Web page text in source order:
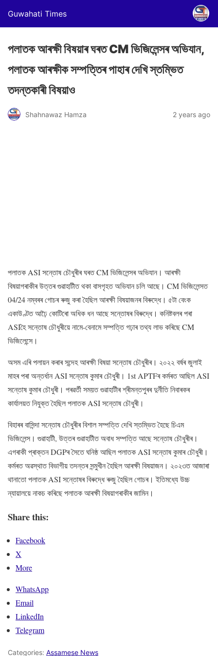
Guwahati Times
পলাতক আৰক্ষী বিষয়াৰ ঘৰত CM ভিজিলেন্সৰ অভিযান,
পলাতক আৰক্ষীক সম্পত্তিৰ পাহাৰ দেখি স্তম্ভিত
তদন্তকাৰী বিষয়াও
Shahnawaz Hamza 2 years ago
পলাতক ASI সন্তোষ চৌধুৰীৰ ঘৰত CM ভিজিলেন্সৰ অভিযান। আৰক্ষী
বিষয়াগৰাকীৰ উত্তৰ গুৱাহাটীত থকা বাসগৃহত অভিযান চলি আছে। CM ভিজিলেন্সত
04/24 নম্বৰৰ গোচৰ ৰুজু কৰা হৈছিল আৰক্ষী বিষয়াজনৰ বিৰুদ্ধে। ৫টা বেংক
একাউণ্টত আঢ়ৈ কোটিৰো অধিক ধন আছে সন্তোষৰ বিৰুদ্ধে। কনিষ্টবলৰ পৰা
ASIহৈ সন্তোষ চৌধুৰীয়ে নামে-বেনামে সম্পত্তি গঢ়াৰ তথ্য লাভ কৰিছে CM
ভিজিলেন্সে।
অসম এৰি পলায়ন কৰাৰ সন্দেহ আৰক্ষী বিষয়া সন্তোষ চৌধুৰীৰ। ২০২২ বর্ষৰ জুলাই
মাহৰ পৰা অন্তৰ্ধান ASI সন্তোষ কুমাৰ চৌধুৰী। 1st APTFৰ কৰ্মৰত আছিল ASI
সন্তোষ কুমাৰ চৌধুৰী। পৰৱৰ্তী সময়ত গুৱাহাটীৰ শ্ৰীমন্তপুৰৰ দুৰ্নীতি নিবাৰকৰ
কাৰ্যালয়ত নিযুক্ত হৈছিল পলাতক ASI সন্তোষ চৌধুৰী।
বিহাৰৰ বাসিন্দা সন্তোষ চৌধুৰীৰ বিশাল সম্পত্তি দেখি স্তম্ভিত হৈছে চিএম
ভিজিলেন্স। গুৱাহাটী, উত্তৰ গুৱাহাটীত অবাধ সম্পত্তি আছে সন্তোষ চৌধুৰীৰ।
এগৰাকী প্ৰাক্তন DGPৰ সৈতে ঘনিষ্ঠ আছিল পলাতক ASI সন্তোষ কুমাৰ চৌধুৰী।
কৰ্মৰত অৱস্থাত বিভাগীয় তদন্তৰ সন্মুখীন হৈছিল আৰক্ষী বিষয়াজন। ২০২৩ত আজাৰা
থানাতো পলাতক ASI সন্তোষৰ বিৰুদ্ধে ৰুজু হৈছিল গোচৰ। ইতিমধ্যে উচ্চ
ন্যায়ালয়ে নাকচ কৰিছে পলাতক আৰক্ষী বিষয়াগৰাকীৰ জামিন।
Share this:
Facebook
X
More
WhatsApp
Email
LinkedIn
Telegram
Categories: Assamese News